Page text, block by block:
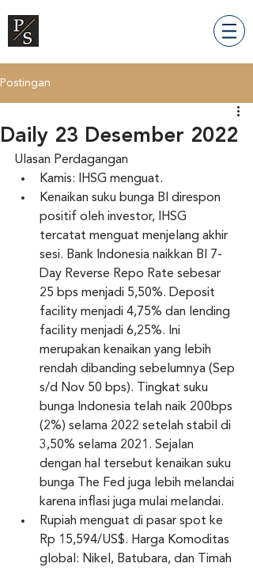
Postingan
Daily 23 Desember 2022
Ulasan Perdagangan
Kamis: IHSG menguat.
Kenaikan suku bunga BI direspon
positif oleh investor, IHSG
tercatat menguat menjelang akhir
sesi. Bank Indonesia naikkan BI 7-
Day Reverse Repo Rate sebesar
25 bps menjadi 5,50%. Deposit
facility menjadi 4,75% dan lending
facility menjadi 6,25%. Ini
merupakan kenaikan yang lebih
rendah dibanding sebelumnya (Sep
s/d Nov 50 bps). Tingkat suku
bunga Indonesia telah naik 200bps
(2%) selama 2022 setelah stabil di
3,50% selama 2021. Sejalan
dengan hal tersebut kenaikan suku
bunga The Fed juga lebih melandai
karena inflasi juga mulai melandai.
Rupiah menguat di pasar spot ke
Rp 15,594/US$. Harga Komoditas
global: Nikel, Batubara, dan Timah